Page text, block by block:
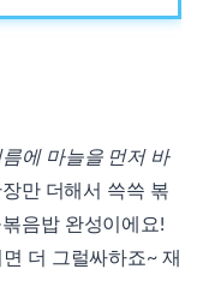
름에 마늘을 먼저 바
만 더해서 쓱쓱 볶
음밥 완성이에요!
더 그럴싸하죠~ 재